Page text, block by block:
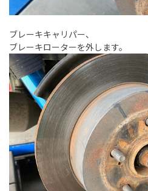
ブレーキキャリパー、
ブレーキローターを外します。